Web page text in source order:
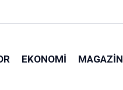
EKONOMI MAGAZIN